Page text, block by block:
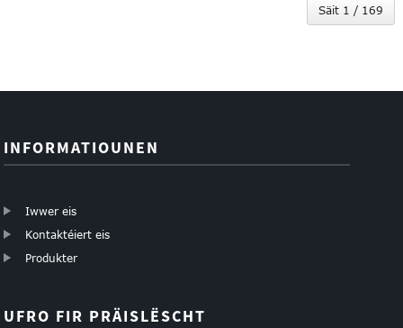
Säit 1 / 169
INFORMATIOUNEN
Iwwer eis
Kontaktéiert eis
Produkter
UFRO FIR PRÄISLËSCHT